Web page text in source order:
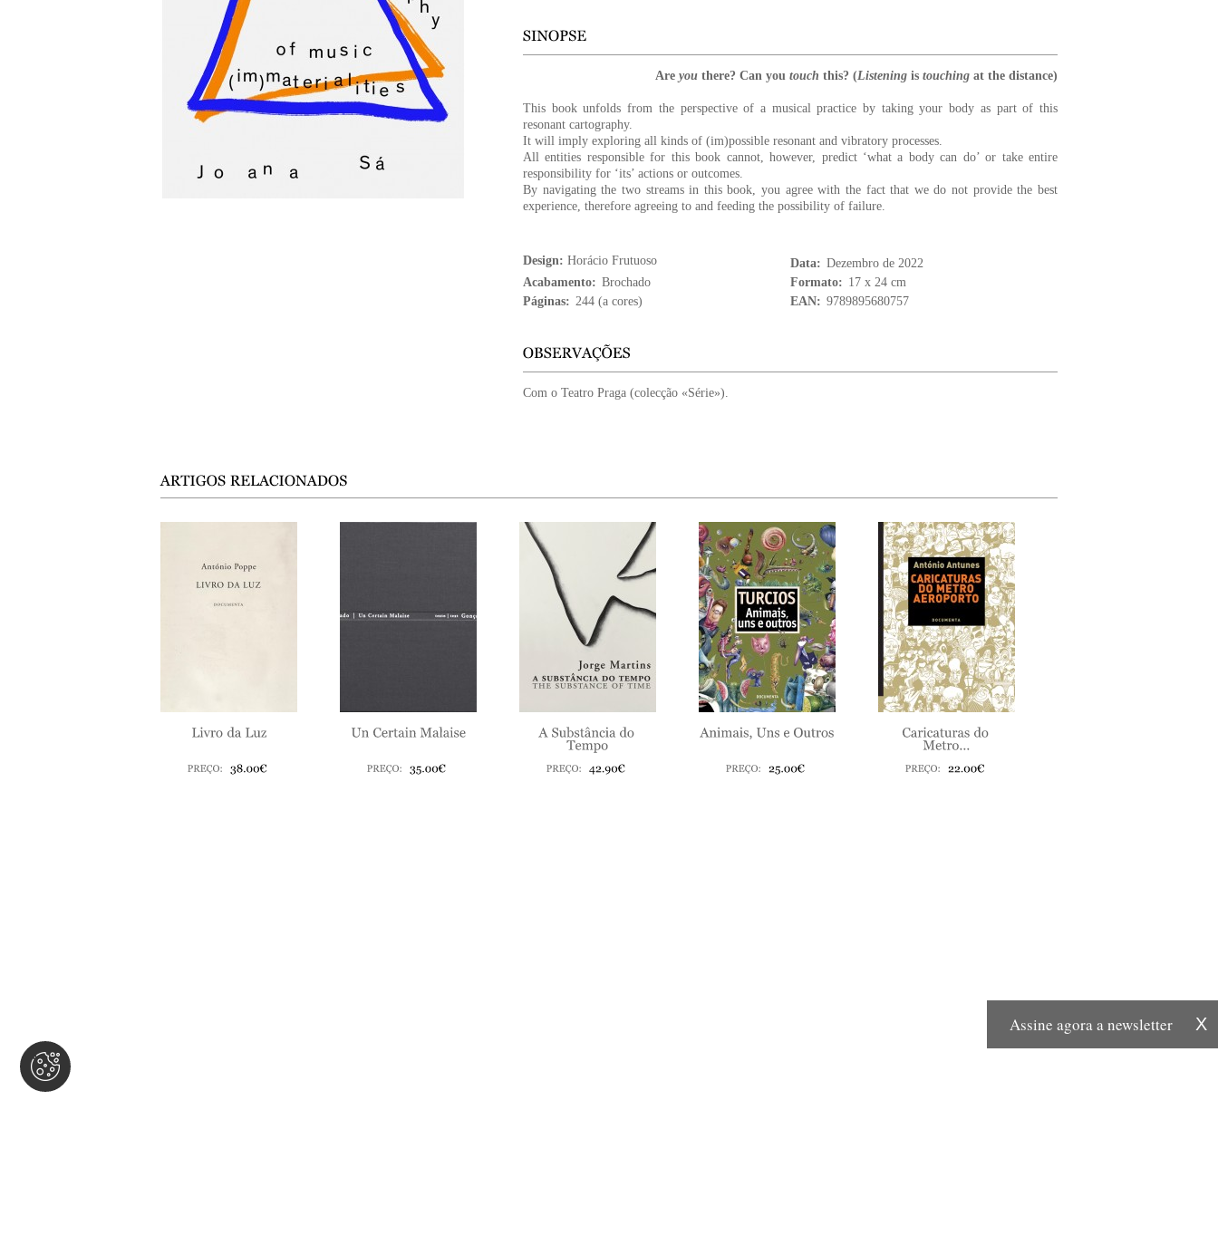
Are you there? Can you touch this? (Listening is touching at the distance)
This book unfolds from the perspective of a musical practice by taking your body as part of this
resonant cartography.
It will imply exploring all kinds of (im)possible resonant and vibratory processes.
All entities responsible for this book cannot, however, predict ‘what a body can do’ or take entire
responsibility for ‘its’ actions or outcomes.
By navigating the two streams in this book, you agree with the fact that we do not provide the best
experience, therefore agreeing to and feeding the possibility of failure.
Design: Horácio Frutuoso Data: Dezembro de 2022
Acabamento: Brochado Formato: 17 x 24 cm
Páginas: 244 (a cores) EAN: 9789895680757
Com o Teatro Praga (colecção «Série»).
X
Assine agora a newsletter